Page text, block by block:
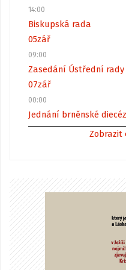
14:00
Biskupská rada
05zář
09:00
Zasedání Ústřední rady
07zář
00:00
Jednání brněnské
Zobrazit